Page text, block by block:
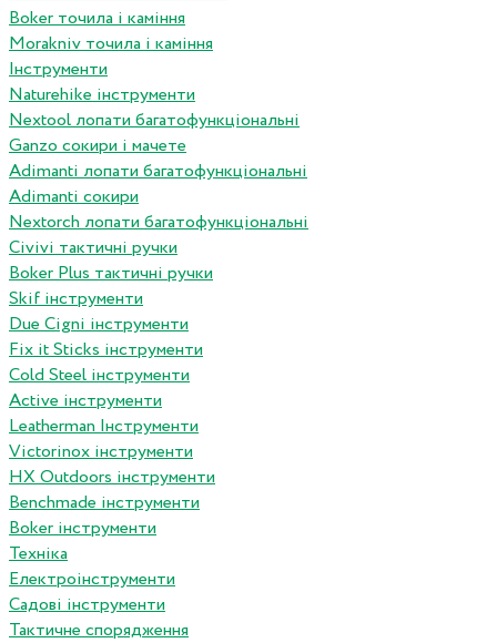
Boker точила і каміння
Morakniv точила і каміння
Інструменти
Naturehike інструменти
Nextool лопати багатофункціональні
Ganzo сокири і мачете
Adimanti лопати багатофункціональні
Adimanti сокири
Nextorch лопати багатофункціональні
Сivivi тактичні ручки
Boker Plus тактичні ручки
Skif інструменти
Due Cigni інструменти
Fix it Sticks інструменти
Сold Steel інструменти
Active інструменти
Leatherman Інструменти
Victorinox інструменти
HX Outdoors інструменти
Benchmade інструменти
Boker інструменти
Техніка
Електроінструменти
Садові інструменти
Тактичне спорядження